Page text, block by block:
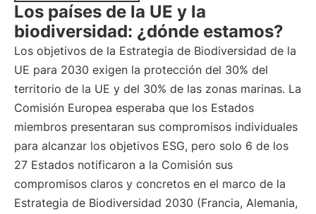
Los países de la UE y la
biodiversidad: ¿dónde estamos?
Los objetivos de la Estrategia de Biodiversidad de la
UE para 2030 exigen la protección del 30% del
territorio de la UE y del 30% de las zonas marinas. La
Comisión Europea esperaba que los Estados
miembros presentaran sus compromisos individuales
para alcanzar los objetivos ESG, pero solo 6 de los
27 Estados notificaron a la Comisión sus
compromisos claros y concretos en el marco de la
Estrategia de Biodiversidad 2030 (Francia, Alemania,